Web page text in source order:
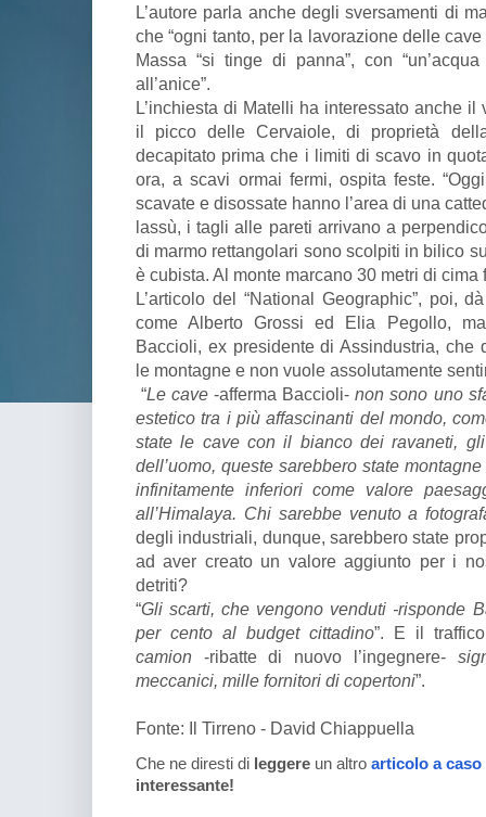
L’autore parla anche degli sversamenti di
che “ogni tanto, per la lavorazione delle
Massa “si tinge di panna”, con
all’anice”.
L’inchiesta di Matelli ha interessato anche
il picco delle Cervaiole, di proprietà
decapitato prima che i limiti di scavo in
ora, a scavi ormai fermi, ospita feste.
scavate e disossate hanno l’area di una
lassù, i tagli alle pareti arrivano a
di marmo rettangolari sono scolpiti in bilico
è cubista. Al monte marcano 30 metri di cima
L’articolo del “National Geographic”, poi,
come Alberto Grossi ed Elia Pegollo,
Baccioli, ex presidente di Assindustria, che
le montagne e non vuole assolutamente
“Le cave -afferma Baccioli- non sono uno
estetico tra i più affascinanti del mondo,
state le cave con il bianco dei ravaneti,
dell’uomo, queste sarebbero state
infinitamente inferiori come valore
all’Himalaya. Chi sarebbe venuto a
degli industriali, dunque, sarebbero state
ad aver creato un valore aggiunto per i
detriti?
“Gli scarti, che vengono venduti -risponde
per cento al budget cittadino”. E il
camion -ribatte di nuovo l’ingegnere-
meccanici, mille fornitori di copertoni”.
Fonte: Il Tirreno - David Chiappuella
Che ne diresti di leggere un altro articolo a caso
interessante!